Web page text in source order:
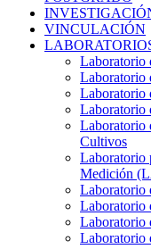
VINCULACIÓN
Laboratorio
Laboratorio
Laboratorio
Laboratorio
Laboratorio
Cultivos
Laboratorio
Medición
Laboratorio
Laboratorio
Laboratorio
Laboratorio